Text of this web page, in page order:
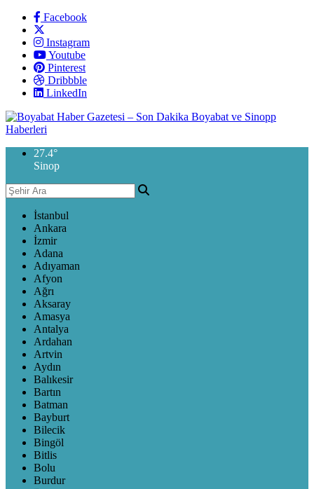
Facebook
Instagram
Youtube
Pinterest
Dribbble
LinkedIn
27.4°
Sinop
İstanbul
Ankara
İzmir
Adana
Adıyaman
Afyon
Ağrı
Aksaray
Amasya
Antalya
Ardahan
Artvin
Aydın
Balıkesir
Bartın
Batman
Bayburt
Bilecik
Bingöl
Bitlis
Bolu
Burdur